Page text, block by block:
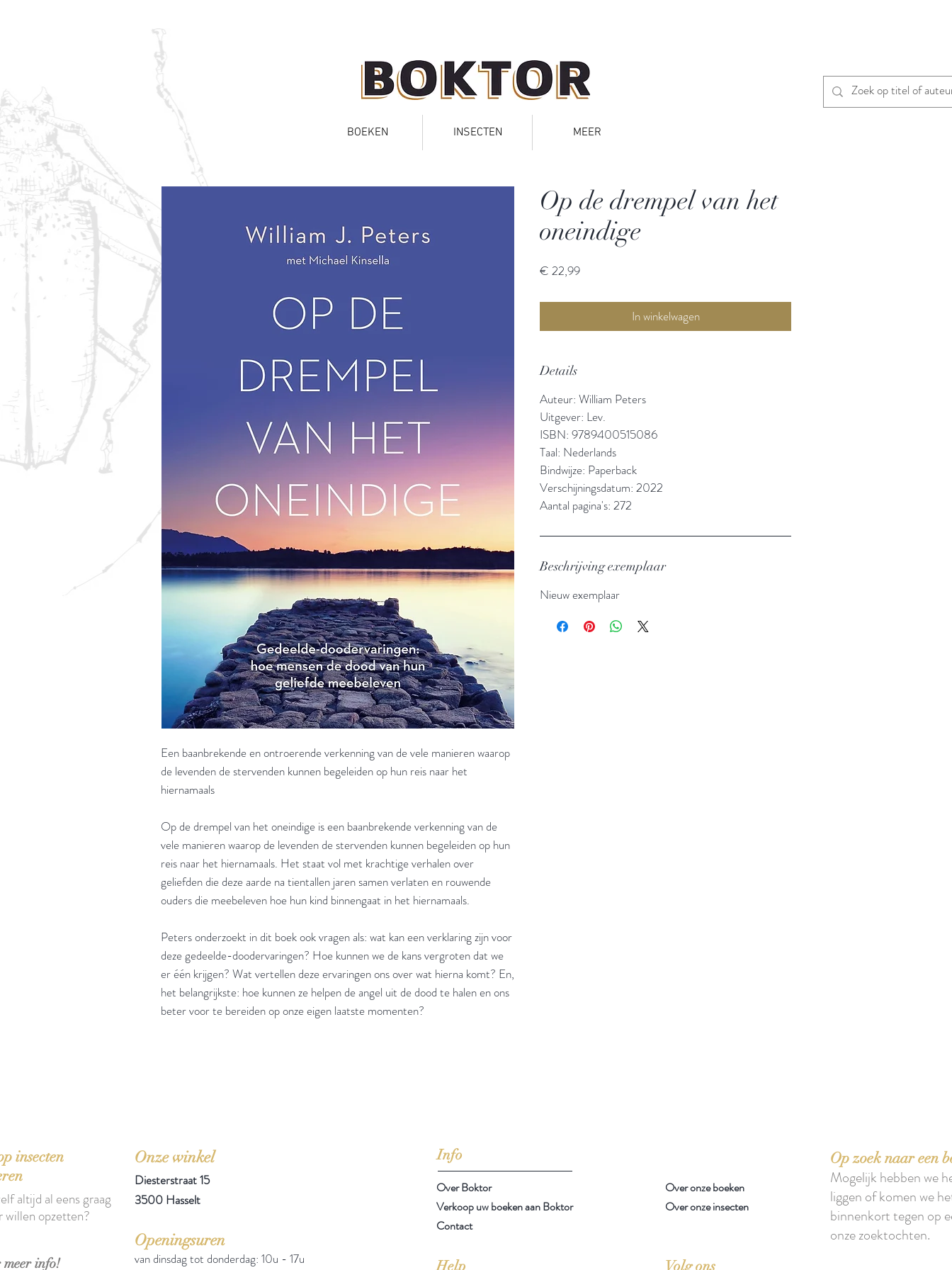
BOEKEN INSECTEN MEER
Een baanbrekende en ontroerende verkenning van de vele manieren waarop
de levenden de stervenden kunnen begeleiden op hun reis naar het
hiernamaals
Op de drempel van het oneindige is een baanbrekende verkenning van de
vele manieren waarop de levenden de stervenden kunnen begeleiden op hun
reis naar het hiernamaals. Het staat vol met krachtige verhalen over
geliefden die deze aarde na tientallen jaren samen verlaten en rouwende
ouders die meebeleven hoe hun kind binnengaat in het hiernamaals.
Peters onderzoekt in dit boek ook vragen als: wat kan een verklaring zijn voor
deze gedeelde-doodervaringen? Hoe kunnen we de kans vergroten dat we
er één krijgen? Wat vertellen deze ervaringen ons over wat hierna komt? En,
het belangrijkste: hoe kunnen ze helpen de angel uit de dood te halen en ons
beter voor te bereiden op onze eigen laatste momenten?
Op de drempel van het
oneindige
€ 22,99Prijs
In winkelwagen
Details
Auteur: William Peters
Uitgever: Lev.
ISBN: 9789400515086
Taal: Nederlands
Bindwijze: Paperback
Verschijningsdatum: 2022
Aantal pagina's: 272
Beschrijving exemplaar
Nieuw exemplaar
insecten
info!
altijd al eens graag
willen opzetten?
Onze winkel
Diesterstraat 15
3500 Hasselt
Openingsuren
van dinsdag tot donderdag: 10u - 17u
Info
Over Boktor
Verkoop uw boeken aan Boktor
Contact
Help Volg ons
Op zoek naar een
Mogelijk hebben we
liggen of komen we
binnenkort tegen op
onze zoektochten.
Over onze boeken
Over onze insecten